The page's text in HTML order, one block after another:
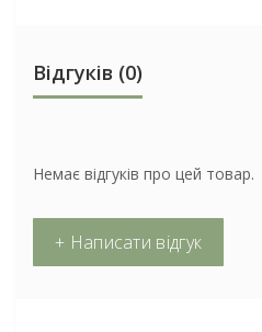
Відгуків (0)
Немає відгуків про цей товар.
+ Написати відгук